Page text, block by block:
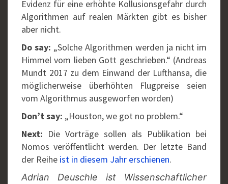
Evidenz für eine erhöhte Kollusionsgefahr durch
Algorithmen auf realen Märkten gibt es bisher
aber nicht.
Do say: „Solche Algorithmen werden ja nicht im
Himmel vom lieben Gott geschrieben.“ (Andreas
Mundt 2017 zu dem Einwand der Lufthansa, die
möglicherweise überhöhten Flugpreise seien
vom Algorithmus ausgeworfen worden)
Don’t say: „Houston, we got no problem.“
Next: Die Vorträge sollen als Publikation bei
Nomos veröffentlicht werden. Der letzte Band
der Reihe ist in diesem Jahr erschienen.
Adrian Deuschle ist Wissenschaftlicher